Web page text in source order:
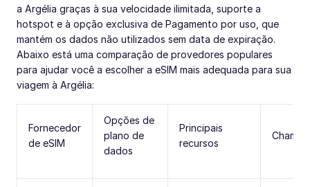
a Argélia graças à sua velocidade ilimitada, suporte a
hotspot e à opção exclusiva de Pagamento por uso, que
mantém os dados não utilizados sem data de expiração.
Abaixo está uma comparação de provedores populares
para ajudar você a escolher a eSIM mais adequada para sua
viagem à Argélia:
Fornecedor
de eSIM
Opções de
plano de
dados
Principais
recursos